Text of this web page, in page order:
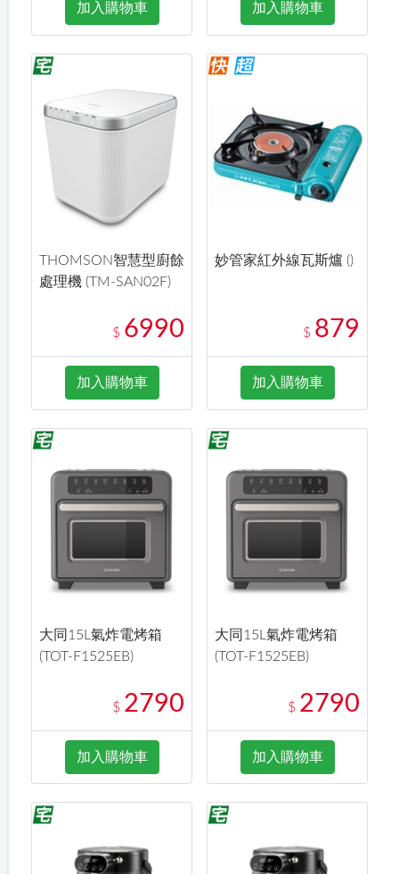
加入購物車 加入購物車
THOMSON智慧型廚餘
處理機 (TM-SAN02F)
$ 6990
加入購物車
妙管家紅外線瓦斯爐 ()
$ 879
加入購物車
大同15L氣炸電烤箱
(TOT-F1525EB)
$ 2790
加入購物車
大同15L氣炸電烤箱
(TOT-F1525EB)
$ 2790
加入購物車